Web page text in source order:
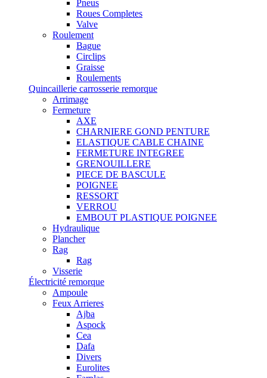
Pneus
Roues Completes
Valve
Roulement
Bague
Circlips
Graisse
Roulements
Quincaillerie carrosserie remorque
Arrimage
Fermeture
AXE
CHARNIERE GOND PENTURE
ELASTIQUE CABLE CHAINE
FERMETURE INTEGREE
GRENOUILLERE
PIECE DE BASCULE
POIGNEE
RESSORT
VERROU
EMBOUT PLASTIQUE POIGNEE
Hydraulique
Plancher
Rag
Rag
Visserie
Électricité remorque
Ampoule
Feux Arrieres
Ajba
Aspock
Cea
Dafa
Divers
Eurolites